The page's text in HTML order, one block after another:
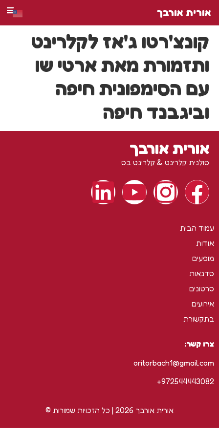
אורית אורבך
קונצ'רטו ג'אז לקלרינט
ותזמורת מאת ארטי שו
עם הסימפונית חיפה
וביגבנד חיפה
אורית אורבך
סולנית קלרינט & קלרינט בס
עמוד הבית
אודות
מופעים
סדנאות
סרטונים
אירועים
בתקשורת
צרו קשר:
oritorbach1@gmail.com
972544443082+
אורית אורבך 2026 | כל הזכויות שמורות ©